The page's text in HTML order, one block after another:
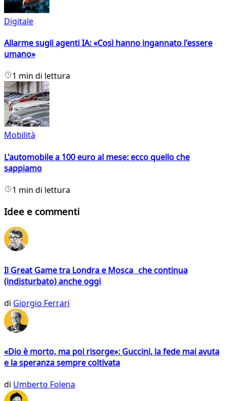
Digitale
Allarme sugli agenti IA: «Così hanno ingannato l'essere
umano»
1 min di lettura
Mobilità
L'automobile a 100 euro al mese: ecco quello che
sappiamo
1 min di lettura
Idee e commenti
Il Great Game tra Londra e Mosca che continua
(indisturbato) anche oggi
di Giorgio Ferrari
«Dio è morto, ma poi risorge»: Guccini, la fede mai avuta
e la speranza sempre coltivata
di Umberto Folena